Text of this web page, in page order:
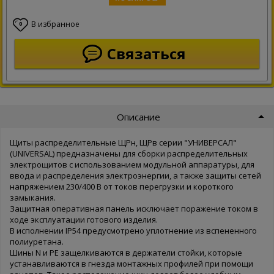
0 В избранное
Связаться
Описание
Щиты распределительные ЩРн, ЩРв серии "УНИВЕРСАЛ"
(UNIVERSAL) предназначены для сборки распределительных
электрощитов с использованием модульной аппаратуры, для
ввода и распределения электроэнергии, а также защиты сетей
напряжением 230/400 В от токов перегрузки и короткого
замыкания.
Защитная оперативная панель исключает поражение током в
ходе эксплуатации готового изделия.
В исполнении IP54 предусмотрено уплотнение из вспененного
полиуретана.
Шины N и PE защелкиваются в держатели стойки, которые
устанавливаются в гнезда монтажных профилей при помощи